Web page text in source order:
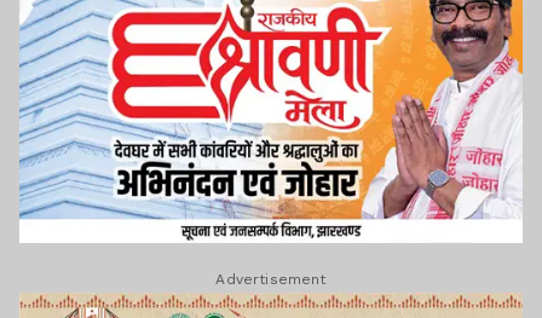
Advertisement